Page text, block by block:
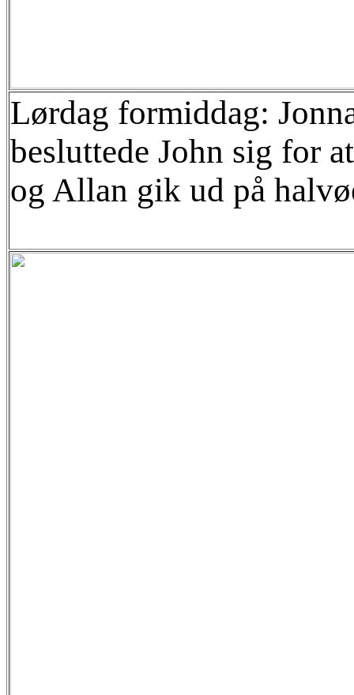
Lørdag formiddag:
besluttede John sig for
og Allan gik ud på